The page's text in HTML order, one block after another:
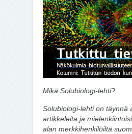
Mikä Solubiologi-lehti?
Solubiologi-lehti on täynnä
artikkeleita ja
alan merkkihenkilöiltä